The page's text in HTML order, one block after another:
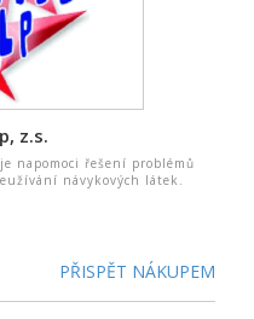
z.s.
napomoci řešení problémů
návykových látek.
PŘISPĚT NÁKUPEM